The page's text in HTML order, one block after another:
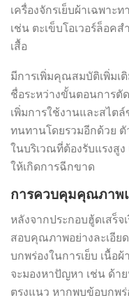
เครื่องจักรเย็บผ้าเฉพาะ
เช่น ตะเข็บโอเวอร์ล็อค
เสื้อ
มีการเพิ่มคุณสมบัติเพิ่มเ
ชื่อระหว่างขั้นตอนการตั
เพิ่มการใช้งานและสไต
ทนทานโดยรวมอีกด้วย ตั
ในบริเวณที่ต้องรับแรงสูง
ให้เกิดการฉีกขาด
การควบคุมคุณภาพ
หลังจากประกอบฮู้ดเสร็จ
สอบคุณภาพอย่างละเอีย
บกพร่องในการเย็บ เนื้อ
จะมองหาปัญหา เช่น ด้า
ตรงแนว หากพบข้อบกพ